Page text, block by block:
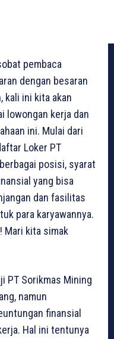
pembaca
dengan besaran
kali ini kita akan
lowongan kerja dan
ini. Mulai dari
Loker PT
posisi, syarat
yang bisa
dan fasilitas
para karyawannya.
Mari kita simak
PT Sorikmas Mining
namun
finansial
Hal ini tentunya